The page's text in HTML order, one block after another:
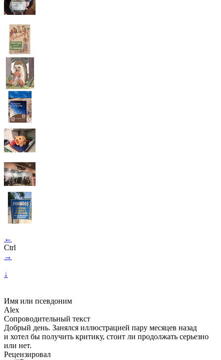
←
Ctrl
→
↓
Имя или псевдоним
Alex
Сопроводительный текст
Добрый день. Занялся иллюстрацией пару месяцев назад
и хотел бы получить критику, стоит ли продолжать серьезно
или нет.
Рецензировал